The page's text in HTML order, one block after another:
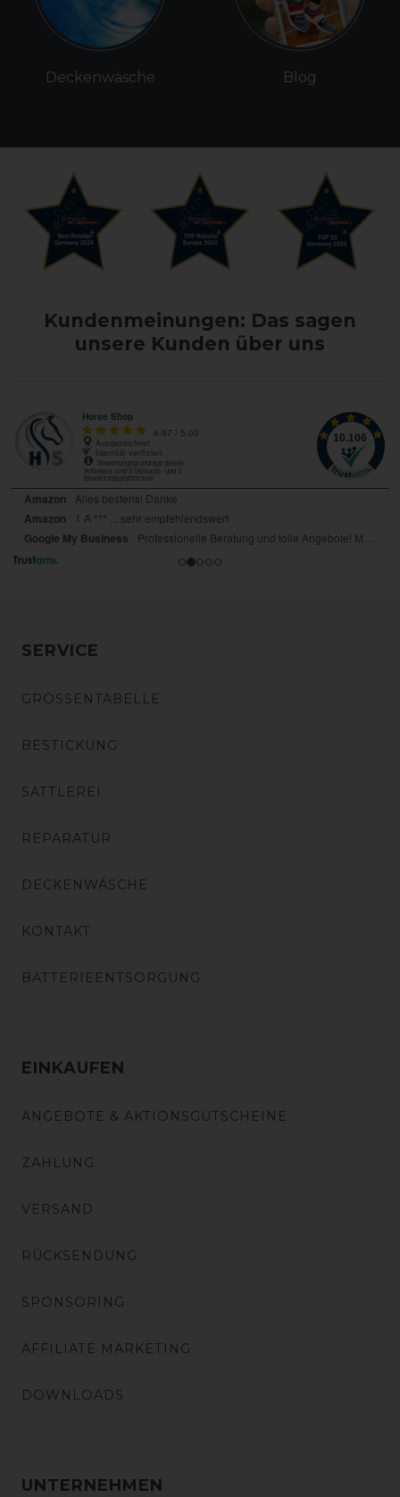
Deckenwäsche Blog
Kundenmeinungen: Das sagen
unsere Kunden über uns
SERVICE
GRÖSSENTABELLE
BESTICKUNG
SATTLEREI
REPARATUR
DECKENWÄSCHE
KONTAKT
BATTERIEENTSORGUNG
EINKAUFEN
ANGEBOTE & AKTIONSGUTSCHEINE
ZAHLUNG
VERSAND
RÜCKSENDUNG
SPONSORING
AFFILIATE MARKETING
DOWNLOADS
UNTERNEHMEN